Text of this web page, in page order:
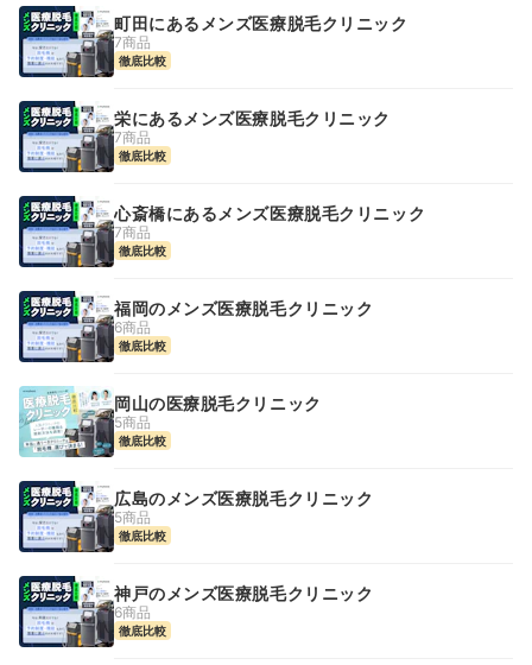
町田にあるメンズ医療脱毛クリニック
7商品
徹底比較
栄にあるメンズ医療脱毛クリニック
7商品
徹底比較
心斎橋にあるメンズ医療脱毛クリニック
7商品
徹底比較
福岡のメンズ医療脱毛クリニック
6商品
徹底比較
岡山の医療脱毛クリニック
5商品
徹底比較
広島のメンズ医療脱毛クリニック
5商品
徹底比較
神戸のメンズ医療脱毛クリニック
6商品
徹底比較